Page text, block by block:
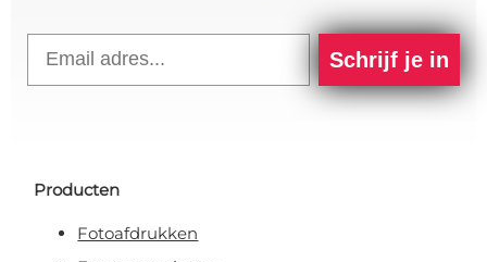
Schrijf je in
Producten
Fotoafdrukken